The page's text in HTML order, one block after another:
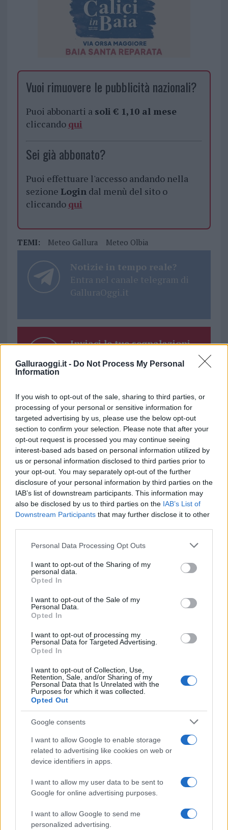
Galluraoggi.it - Do Not Process My Personal
Information
If you wish to opt-out of the sale, sharing to third parties, or
processing of your personal or sensitive information for
targeted advertising by us, please use the below opt-out
section to confirm your selection. Please note that after your
opt-out request is processed you may continue seeing
interest-based ads based on personal information utilized by
us or personal information disclosed to third parties prior to
your opt-out. You may separately opt-out of the further
disclosure of your personal information by third parties on the
IAB’s list of downstream participants. This information may
also be disclosed by us to third parties on the IAB’s List of
Downstream Participants that may further disclose it to other
Please note that this website/app uses one or more Google
not limited to your visit or usage behaviour. You may click to
grant or deny consent to Google and its third-party tags to
use your data for below specified purposes in below Google
consent section.
Personal Data Processing Opt Outs
I want to opt-out of the Sharing of my
personal data.
Opted In
I want to opt-out of the Sale of my
Personal Data.
Opted In
I want to opt-out of processing my
Personal Data for Targeted Advertising.
Opted In
I want to opt-out of Collection, Use,
Retention, Sale, and/or Sharing of my
Personal Data that Is Unrelated with the
Purposes for which it was collected.
Opted Out
Google consents
I want to allow Google to enable storage
related to advertising like cookies on web or
device identifiers in apps.
I want to allow my user data to be sent to
Google for online advertising purposes.
I want to allow Google to send me
personalized advertising.
Vuoi rimuovere le pubblicità nazionali?
Puoi abbonarti a soli € 1,10 al mese
cliccando qui
Sei già abbonato?
Puoi effettuare l'accesso andando nella
sezione Logindal menù del sito o
cliccando qui
TEMI: Meteo Gallura Meteo Olbia
Notizie in tempo reale?
Entra nel canale telegram di
GalluraOggi.it
Inviaci le tue segnalazioni,
Su WhatsApp al numero +39
Ricevi le nostre ultime news
daGoogle News
Condividi l'articolo
F
a
ce
b
o
o
k
T
w
it
te
r
Pi
n
te
re
st
W
h
at
A
p
S
h
a
Articolo precedente
Prossimo articolo
NOTIZIE RECENTI
Le previsioni meteo per il weekend a Olbia e in
Michelle Hunziker in Gallura, bella anche dal
Calangianus, dopo le polemiche il centro
accoglienza minori chiude
Olbia, divieto di sosta contro spaccio e degrado:
esplode la protesta
Pausa caffè impeccabile: come scegliere la